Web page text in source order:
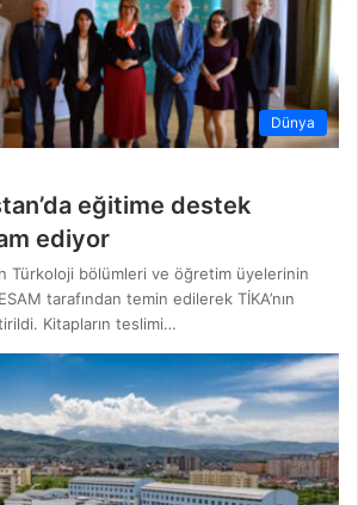
Dünya
eğitime destek
ediyor
Türkoloji bölümleri ve öğretim üyelerinin
tarafından temin edilerek TİKA’nın
Kitapların teslimi…